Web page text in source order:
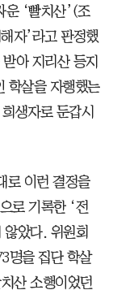
운 ‘빨치산’(조
자’라고 판정했
아 지리산 등지
학살을 자행했는
생자로 둔갑시
로 이런 결정을
로 기록한 ‘전
않았다. 위원회
명을 집단 학살
산 소행이었던